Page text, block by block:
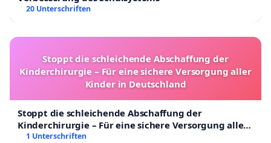
20 Unterschriften
Stoppt die schleichende Abschaffung der
Kinderchirurgie – Für eine sichere Versorgung aller
Kinder in Deutschland
Stoppt die schleichende Abschaffung der
Kinderchirurgie – Für eine sichere Versorgung aller
Kinder in Deutschland
1 Unterschriften